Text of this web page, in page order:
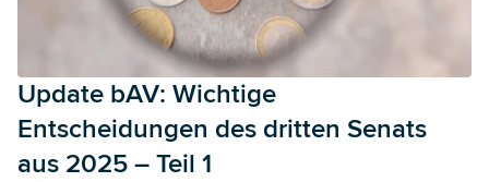
Update bAV: Wichtige
Entscheidungen des dritten Senats
aus 2025 – Teil 1